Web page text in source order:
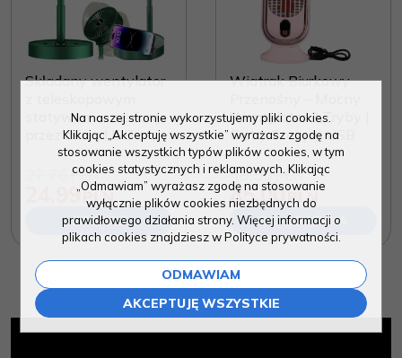
Składany wentylator
statywem – zasilany
przez micro USB
PLN
24.99PLN
ZOBACZ
Wiatrak Biurkowy
Wentylator 3 Tryby |
Cichy Stojący USB
49.50PLN
45.00PLN
DO KOSZYKA
Na naszej stronie wykorzystujemy pliki cookies.
Klikając „Akceptuję wszystkie” wyrażasz zgodę na
stosowanie wszystkich typów plików cookies, w tym
cookies statystycznych i reklamowych. Klikając
„Odmawiam” wyrażasz zgodę na stosowanie
wyłącznie plików cookies niezbędnych do
prawidłowego działania strony. Więcej informacji o
plikach cookies znajdziesz w Polityce prywatności.
ODMAWIAM
AKCEPTUJĘ WSZYSTKIE